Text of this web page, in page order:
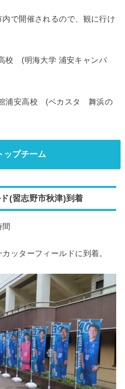
で開催されるので、観に行け
校 (明海大学 浦安キャンパ
浦安高校 (ベカスタ 舞浜の
プチーム
(習志野市秋津)到着
間
ッターフィールドに到着。